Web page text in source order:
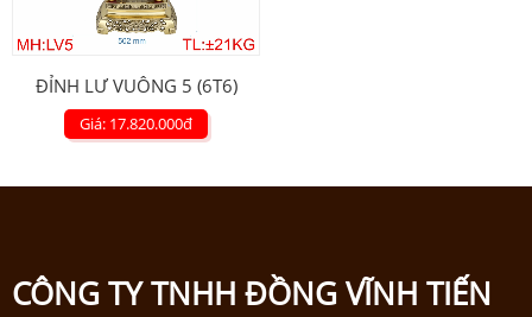
ĐỈNH LƯ VUÔNG 5 (6T6)
Giá: 17.820.000đ
CÔNG TY TNHH ĐỒNG VĨNH TIẾN